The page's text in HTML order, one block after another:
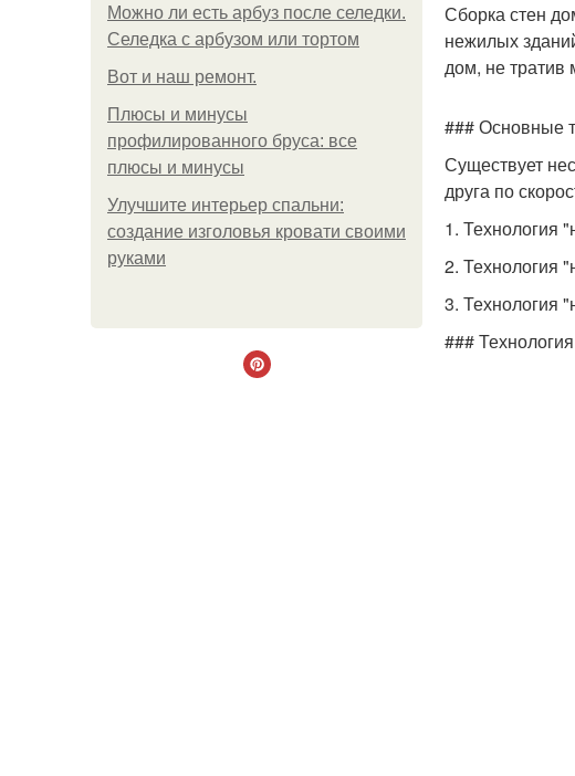
Можно ли есть арбуз после селедки.
Селедка с арбузом или тортом
Boт и наш ремoнт.
Плюсы и минусы
профилированного бруса: все
плюсы и минусы
Улучшите интерьер спальни:
создание изголовья кровати своими
руками
Сборка стен
нежилых
дом, не тратив
### Основные
Существует
друга по
1. Технология
2. Технология
3. Технология
###